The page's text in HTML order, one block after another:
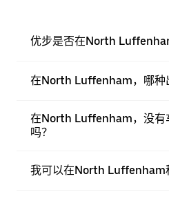
优步是否在North
在North Luffenham，哪种
在North Luffenham，没有
吗？
我可以在North Luffenham